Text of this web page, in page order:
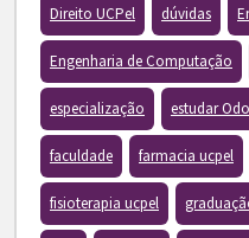
Direito UCPel dúvidas
Engenharia de Computação
especialização estudar
faculdade farmacia ucpel
fisioterapia ucpel